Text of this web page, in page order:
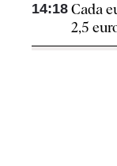
14:18 Cada
2,5